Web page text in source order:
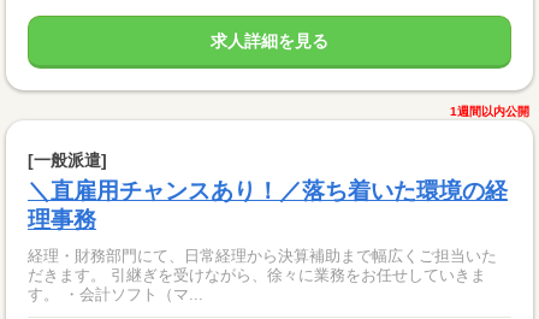
求人詳細を見る
1週間以内公開
[一般派遣]
＼直雇用チャンスあり！／落ち着いた環境の経
理事務
経理・財務部門にて、日常経理から決算補助まで幅広くご担当いた
だきます。 引継ぎを受けながら、徐々に業務をお任せしていきま
す。 ・会計ソフト（マ...